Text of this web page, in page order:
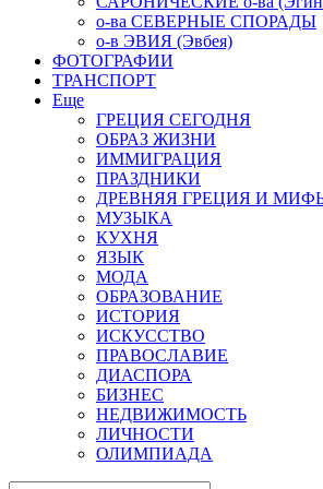
о-ва СЕВЕРНЫЕ СПОРАДЫ
о-в ЭВИЯ (Эвбея)
ФОТОГРАФИИ
ТРАНСПОРТ
Еще
ГРЕЦИЯ СЕГОДНЯ
ОБРАЗ ЖИЗНИ
ИММИГРАЦИЯ
ПРАЗДНИКИ
ДРЕВНЯЯ ГРЕЦИЯ И
МУЗЫКА
КУХНЯ
ЯЗЫК
МОДА
ОБРАЗОВАНИЕ
ИСТОРИЯ
ИСКУССТВО
ПРАВОСЛАВИЕ
ДИАСПОРА
БИЗНЕС
НЕДВИЖИМОСТЬ
ЛИЧНОСТИ
ОЛИМПИАДА